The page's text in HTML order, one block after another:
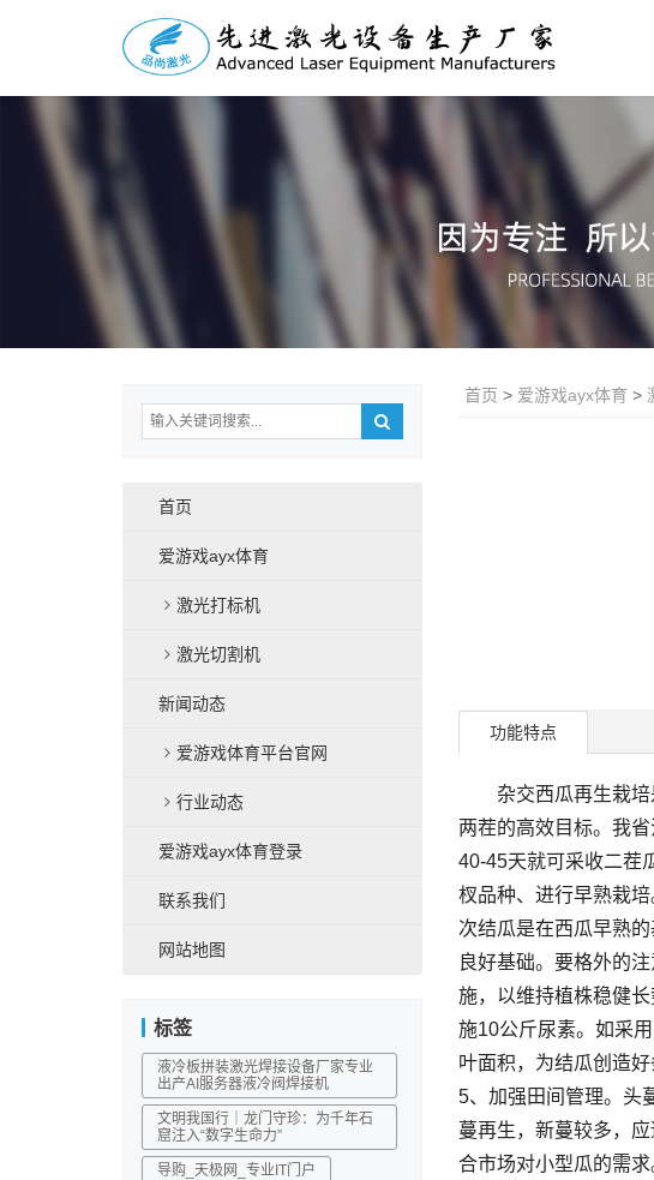
首页 > 爱游戏ayx体育 >
功能特点
杂交西瓜再生栽培是
两茬的高效目标。我
40-45天就可采收二茬
杈品种、进行早熟栽
次结瓜是在西瓜早熟
良好基础。要格外的
施，以维持植株稳健
施10公斤尿素。如采
叶面积，为结瓜创造
5、加强田间管理。头
蔓再生，新蔓较多，
合市场对小型瓜的需
首页
爱游戏ayx体育
激光打标机
激光切割机
新闻动态
爱游戏体育平台官网
行业动态
爱游戏ayx体育登录
联系我们
网站地图
标签
液冷板拼装激光焊接设备厂家专业
出产AI服务器液冷阀焊接机
文明我国行｜龙门守珍：为千年石
窟注入“数字生命力”
导购_天极网_专业IT门户